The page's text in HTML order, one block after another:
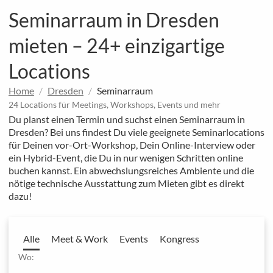
Seminarraum in Dresden
mieten – 24+ einzigartige
Locations
Home Dresden Seminarraum
24 Locations für Meetings, Workshops, Events und mehr
Du planst einen Termin und suchst einen Seminarraum in
Dresden? Bei uns findest Du viele geeignete Seminarlocations
für Deinen vor-Ort-Workshop, Dein Online-Interview oder
ein Hybrid-Event, die Du in nur wenigen Schritten online
buchen kannst. Ein abwechslungsreiches Ambiente und die
nötige technische Ausstattung zum Mieten gibt es direkt
dazu!
Alle Meet & Work Events Kongress
Wo: